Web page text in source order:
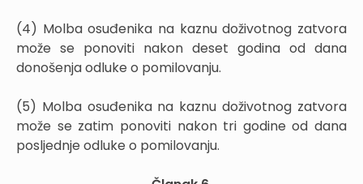
(4) Molba osuđenika na kaznu doživotnog zatvora
može se ponoviti nakon deset godina od dana
donošenja odluke o pomilovanju.
(5) Molba osuđenika na kaznu doživotnog zatvora
može se zatim ponoviti nakon tri godine od dana
posljednje odluke o pomilovanju.